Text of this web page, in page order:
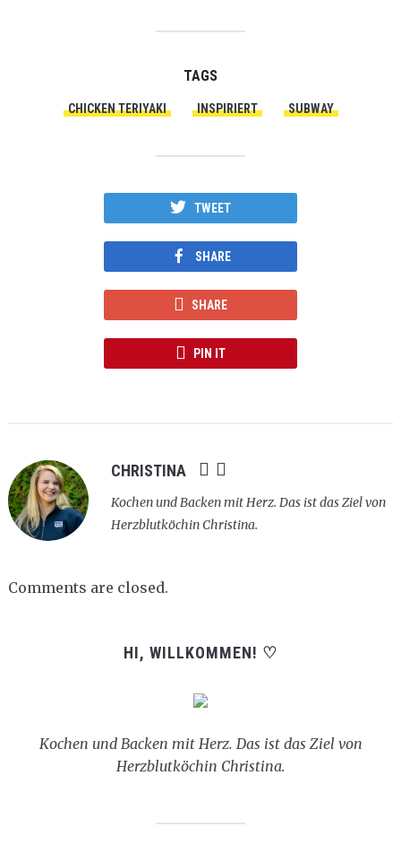
TAGS
CHICKEN TERIYAKI INSPIRIERT SUBWAY
TWEET
SHARE
SHARE
PIN IT
CHRISTINA
Kochen und Backen mit Herz. Das ist das Ziel von
Herzblutköchin Christina.
Comments are closed.
HI, WILLKOMMEN! ♡
Kochen und Backen mit Herz. Das ist das Ziel von
Herzblutköchin Christina.